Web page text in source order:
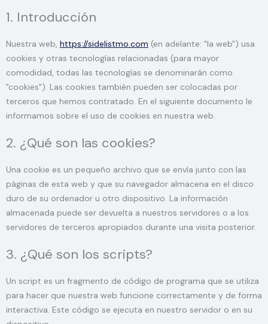
1. Introducción
Nuestra web, https://sidelistmo.com (en adelante: "la web") usa
cookies y otras tecnologías relacionadas (para mayor
comodidad, todas las tecnologías se denominarán como
"cookies"). Las cookies también pueden ser colocadas por
terceros que hemos contratado. En el siguiente documento le
informamos sobre el uso de cookies en nuestra web.
2. ¿Qué son las cookies?
Una cookie es un pequeño archivo que se envía junto con las
páginas de esta web y que su navegador almacena en el disco
duro de su ordenador u otro dispositivo. La información
almacenada puede ser devuelta a nuestros servidores o a los
servidores de terceros apropiados durante una visita posterior.
3. ¿Qué son los scripts?
Un script es un fragmento de código de programa que se utiliza
para hacer que nuestra web funcione correctamente y de forma
interactiva. Este código se ejecuta en nuestro servidor o en su